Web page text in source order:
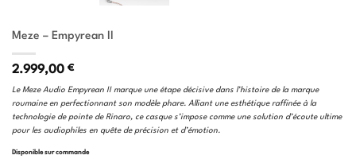
Meze – Empyrean II
2.999,00 €
Le Meze Audio Empyrean II marque une étape décisive dans l’histoire de la marque
roumaine en perfectionnant son modèle phare. Alliant une esthétique raffinée à la
technologie de pointe de Rinaro, ce casque s’impose comme une solution d’écoute ultime
pour les audiophiles en quête de précision et d’émotion.
Disponible sur commande